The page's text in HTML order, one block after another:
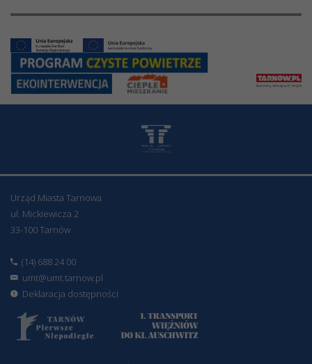
Urząd Miasta Tarnowa
ul. Mickiewicza 2
33-100 Tarnów
(14) 688 24 00
umt@umt.tarnow.pl
Deklaracja dostępności